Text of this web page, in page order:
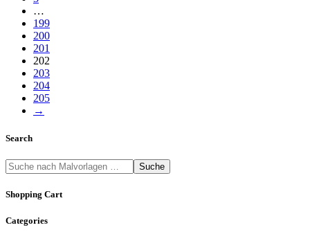
…
199
200
201
202
203
204
205
→
Search
Suche
Shopping Cart
Categories